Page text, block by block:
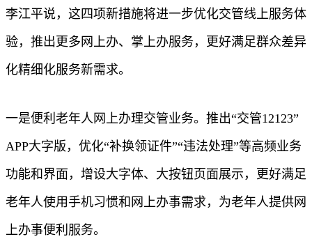
李江平说，这四项新措施将进一步优化交管线上服务体
验，推出更多网上办、掌上办服务，更好满足群众差异
化精细化服务新需求。
一是便利老年人网上办理交管业务。推出“交管12123”
APP大字版，优化“补换领证件”“违法处理”等高频业务
功能和界面，增设大字体、大按钮页面展示，更好满足
老年人使用手机习惯和网上办事需求，为老年人提供网
上办事便利服务。